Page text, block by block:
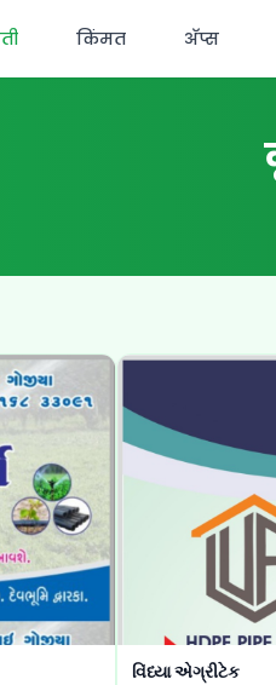
किंमत अ‍ॅप्स
માધવ